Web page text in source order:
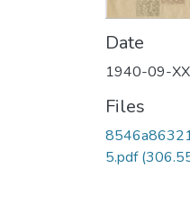
Date
1940-09-XX
Files
5.pdf